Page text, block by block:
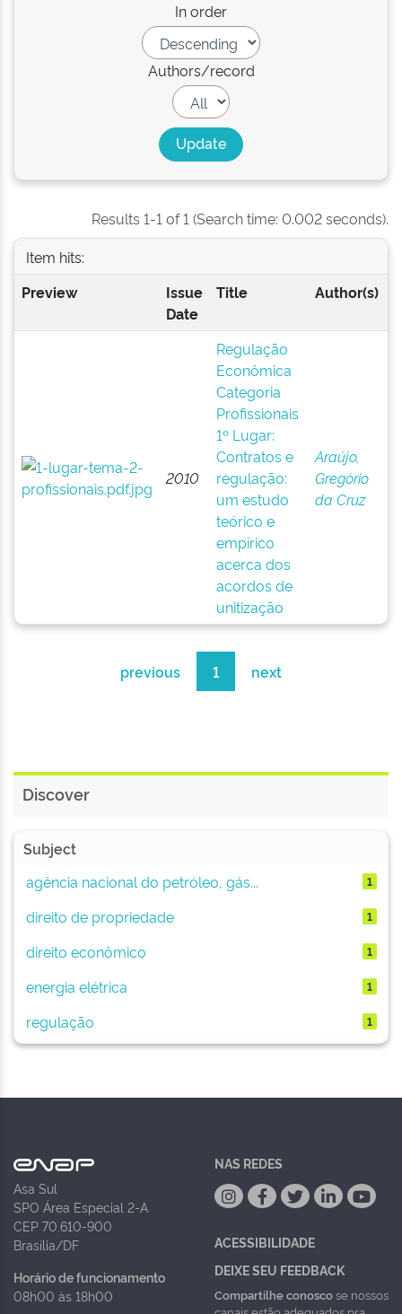
In order
Authors/record
Results 1-1 of 1 (Search time: 0.002 seconds).
Item hits:
Preview
Issue
Date
Title Author(s)
2010
Regulação
Econômica
Categoria
Profissionais
1º Lugar:
Contratos e
regulação:
um estudo
teórico e
empírico
acerca dos
acordos de
unitização
Araújo,
Gregório
da Cruz
previous 1 next
Discover
Subject
agência nacional do petróleo, gás...
1
direito de propriedade 1
direito econômico 1
energia elétrica 1
regulação 1
Asa Sul
SPO Área Especial 2-A
CEP 70.610-900
Brasília/DF
Horário de funcionamento
08h00 às 18h00
NAS REDES
ACESSIBILIDADE
DEIXE SEU FEEDBACK
Compartilhe conoscose nossos